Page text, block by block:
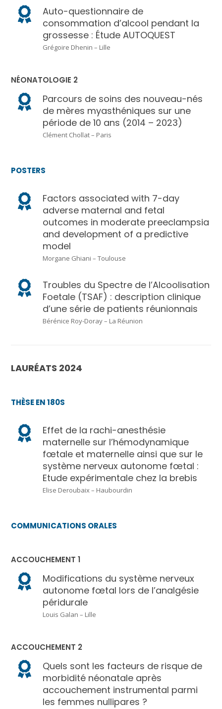
Auto-questionnaire de
consommation d’alcool pendant la
grossesse : Étude AUTOQUEST
Grégoire Dhenin – Lille
NÉONATOLOGIE 2
Parcours de soins des nouveau-nés
de mères myasthéniques sur une
période de 10 ans (2014 – 2023)
Clément Chollat – Paris
POSTERS
Factors associated with 7-day
adverse maternal and fetal
outcomes in moderate preeclampsia
and development of a predictive
model
Morgane Ghiani – Toulouse
Troubles du Spectre de l’Alcoolisation
Foetale (TSAF) : description clinique
d’une série de patients réunionnais
Bérénice Roy-Doray – La Réunion
LAURÉATS 2024
THÈSE EN 180S
Effet de la rachi-anesthésie
maternelle sur l’hémodynamique
fœtale et maternelle ainsi que sur le
système nerveux autonome fœtal :
Etude expérimentale chez la brebis
Elise Deroubaix – Haubourdin
COMMUNICATIONS ORALES
ACCOUCHEMENT 1
Modifications du système nerveux
autonome fœtal lors de l’analgésie
péridurale
Louis Galan – Lille
ACCOUCHEMENT 2
Quels sont les facteurs de risque de
morbidité néonatale après
accouchement instrumental parmi
les femmes nullipares ?